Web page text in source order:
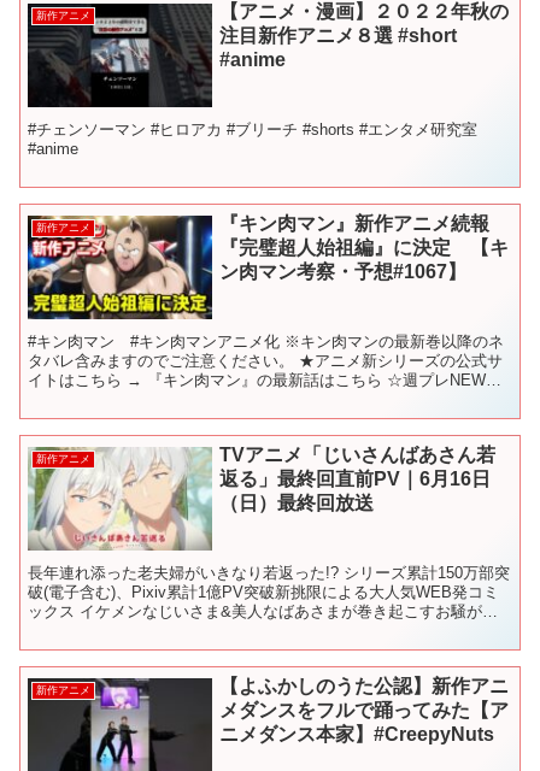
新作アニメ
【アニメ・漫画】２０２２年秋の
注目新作アニメ８選 #short
#anime
#チェンソーマン #ヒロアカ #ブリーチ #shorts #エンタメ研究室
#anime
新作アニメ
『キン肉マン』新作アニメ続報
『完璧超人始祖編』に決定 【キ
ン肉マン考察・予想#1067】
#キン肉マン #キン肉マンアニメ化 ※キン肉マンの最新巻以降のネ
タバレ含みますのでご注意ください。 ★アニメ新シリーズの公式サ
イトはこちら → 『キン肉マン』の最新話はこちら ☆週プレNEWS
新作アニメ
TVアニメ「じいさんばあさん若
返る」最終回直前PV｜6月16日
（日）最終回放送
長年連れ添った老夫婦がいきなり若返った!? シリーズ累計150万部突
破(電子含む)、Pixiv累計1億PV突破新挑限による大人気WEB発コミ
ックス イケメンなじいさま&美人なばあさまが巻き起こすお騒がせ
新作アニメ
【よふかしのうた公認】新作アニ
メダンスをフルで踊ってみた【ア
ニメダンス本家】#CreepyNuts